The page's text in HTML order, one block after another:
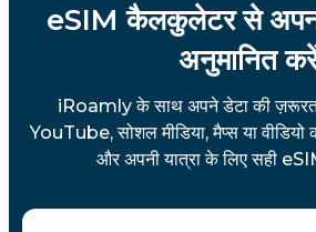
eSIM कैलकुलेटर से
अनुमानित
iRoamly के साथ अपने डेटा की ज़रूरत
YouTube, सोशल मीडिया, मैप्स या वीडियो
और अपनी यात्रा के लिए सही